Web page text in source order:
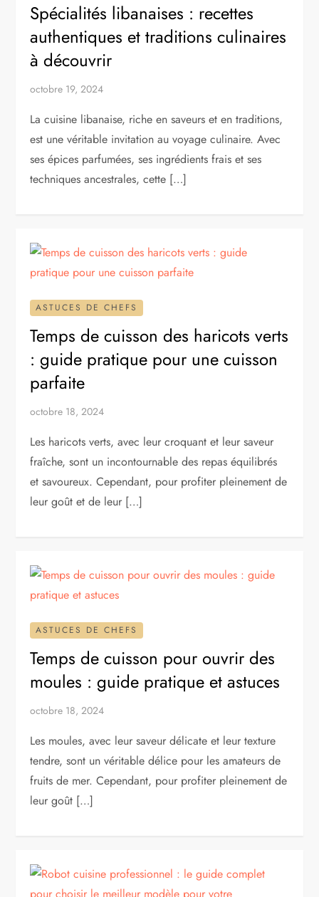
Spécialités libanaises : recettes
authentiques et traditions culinaires
à découvrir
octobre 19, 2024
La cuisine libanaise, riche en saveurs et en traditions,
est une véritable invitation au voyage culinaire. Avec
ses épices parfumées, ses ingrédients frais et ses
techniques ancestrales, cette […]
ASTUCES DE CHEFS
Temps de cuisson des haricots verts
: guide pratique pour une cuisson
parfaite
octobre 18, 2024
Les haricots verts, avec leur croquant et leur saveur
fraîche, sont un incontournable des repas équilibrés
et savoureux. Cependant, pour profiter pleinement de
leur goût et de leur […]
ASTUCES DE CHEFS
Temps de cuisson pour ouvrir des
moules : guide pratique et astuces
octobre 18, 2024
Les moules, avec leur saveur délicate et leur texture
tendre, sont un véritable délice pour les amateurs de
fruits de mer. Cependant, pour profiter pleinement de
leur goût […]